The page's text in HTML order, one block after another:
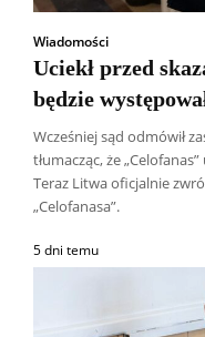
Wiadomości
Uciekł przed
będzie
Wcześniej sąd odmówił
tłumacząc, że
Teraz Litwa oficjalnie
„Celofanasa”.
5 dni temu